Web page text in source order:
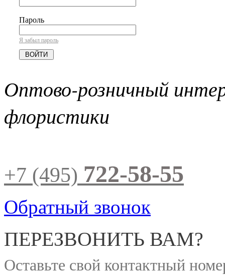
Пароль
Я забыл пароль
Оптово-розничный
флористики
+7 (495) 722-58-55
Обратный звонок
ПЕРЕЗВОНИТЬ ВАМ?
Оставьте свой контактный